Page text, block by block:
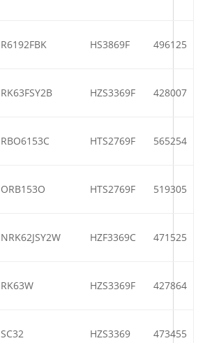
R6192FBK HS3869F 496125
RK63FSY2B HZS3369F 428007
RBO6153C HTS2769F 565254
ORB153O HTS2769F 519305
NRK62JSY2W HZF3369C 471525
RK63W HZS3369F 427864
SC32 HZS3369 473455